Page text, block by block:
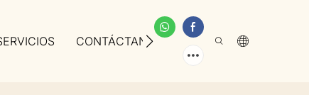
CONTÁCTANOS SOBRE NOSOTROS